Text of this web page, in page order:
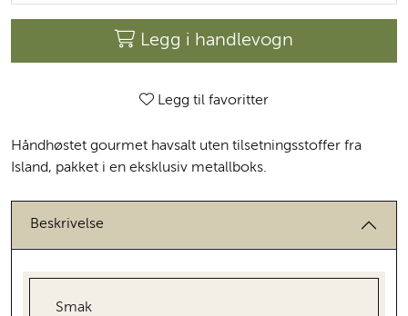
Legg i handlevogn
Legg til favoritter
Håndhøstet gourmet havsalt uten tilsetningsstoffer fra
Island, pakket i en eksklusiv metallboks.
Beskrivelse
Smak